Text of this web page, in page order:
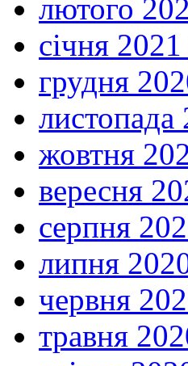
лютого
січня
грудня
жовтня
вересня
серпня
липня
червня
травня